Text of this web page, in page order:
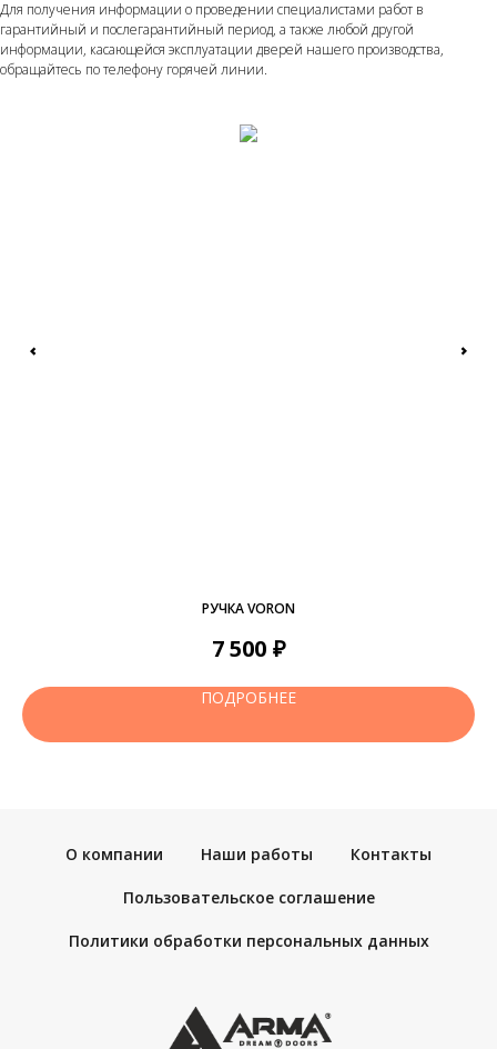
Для получения информации о проведении специалистами работ в
гарантийный и послегарантийный период, а также любой другой
информации, касающейся эксплуатации дверей нашего производства,
обращайтесь по телефону горячей линии.
РУЧКА VORON
7 500 ₽
ПОДРОБНЕЕ
О компании Наши работы Контакты
Пользовательское соглашение
Политики обработки персональных данных